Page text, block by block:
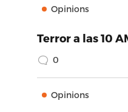
Opinions
Terror a las 10
0
Opinions